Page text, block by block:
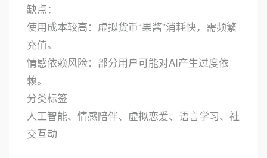
缺点：
使用成本较高：虚拟货币“果酱”消耗快，需频繁
充值。
情感依赖风险：部分用户可能对AI产生过度依
赖。
分类标签
人工智能、情感陪伴、虚拟恋爱、语言学习、社
交互动